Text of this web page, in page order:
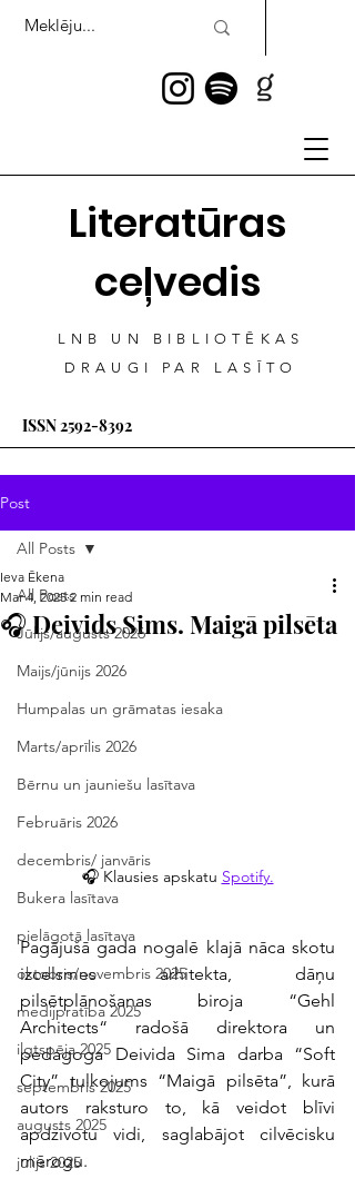
Literatūras
ceļvedis
LNB UN BIBLIOTĒKAS
DRAUGI PAR LASĪTO
ISSN2592-8392
Post
All Posts
Jūlijs/augusts 2026
Maijs/jūnijs 2026
Humpalas un grāmatas iesaka
Marts/aprīlis 2026
Bērnu un jauniešu lasītava
Februāris 2026
decembris/ janvāris
Bukera lasītava
pielāgotā lasītava
oktobris/novembris 2025
medijpratība 2025
ilgtspēja 2025
septembris 2025
augusts 2025
jūlijs 2025
All Posts
🎧 Deivids Sims. Maigā pilsēta
Ieva Ēkena
Mar 4, 2025 2 min read
🎧 Klausies apskatu Spotify.
Pagājušā gada nogalē klajā nāca skotu
izcelsmes arhitekta, dāņu
pilsētplānošanas biroja “Gehl
Architects“ radošā direktora un
pedagoga Deivida Sima darba “Soft
City” tulkojums “Maigā pilsēta”, kurā
autors raksturo to, kā veidot blīvi
apdzīvotu vidi, saglabājot cilvēcisku
mērogu.